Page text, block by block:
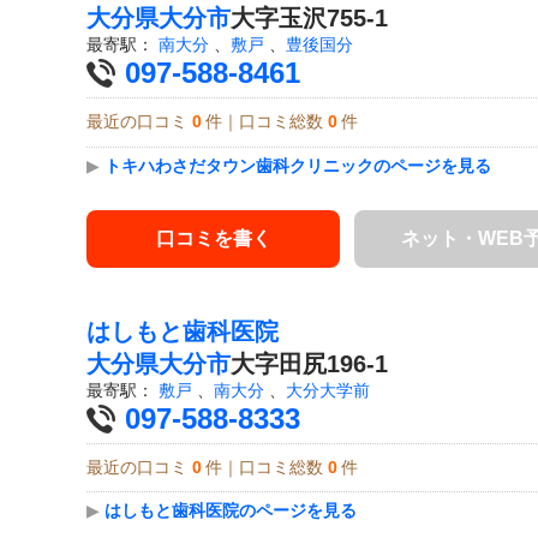
大分県大分市大字玉沢755-1
最寄駅： 南大分 敷戸 豊後国分
097-588-8461
最近の口コミ 0 件｜口コミ総数 0 件
▶ トキハわさだタウン歯科クリニックのページを見る
口コミを書く ネット・WEB
はしもと歯科医院
大分県大分市大字田尻196-1
最寄駅： 敷戸 南大分 大分大学前
097-588-8333
最近の口コミ 0 件｜口コミ総数 0 件
▶ はしもと歯科医院のページを見る